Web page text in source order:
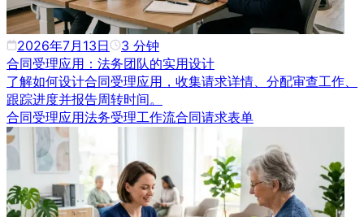
2026年7月13日 3 分钟
合同受理应用：法务团队的实用设计
了解如何设计合同受理应用，收集请求详情、分配审查工作、
跟踪进度并报告周转时间。
合同受理应用法务受理工作流合同请求表单